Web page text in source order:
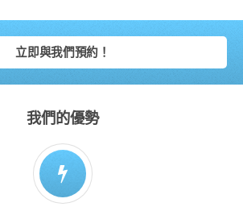
立即與我們預約！
我們的優勢